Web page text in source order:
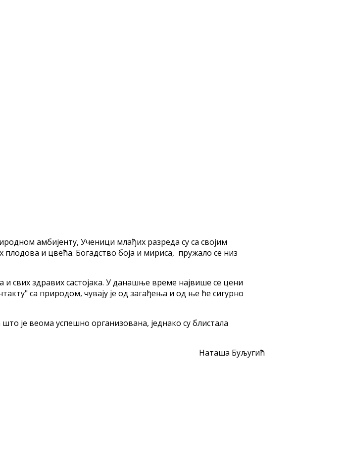
амбијенту, Ученици млађих разреда су са својим
и цвећа. Богадство боја и мириса, пружало се низ
свих здравих састојака. У данашње време највише се цени
са природом, чувају је од загађења и од ње ће сигурно
је веома успешно организована, једнако су блистала
Наташа Буљугић